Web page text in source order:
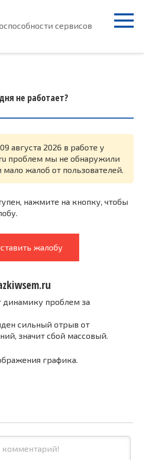
сервисов
не работает?
августа 2026 в работе у
проблем мы не обнаружили
мало жалоб от пользователей.
нажмите на кнопку, чтобы
жалобу
динамику проблем за
сильный отрыв от
значит сбой массовый.
графика.